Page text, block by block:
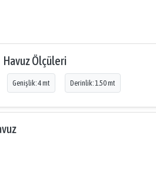
Havuz Ölçüleri
Genişlik: 4 mt Derinlik: 1.50 mt